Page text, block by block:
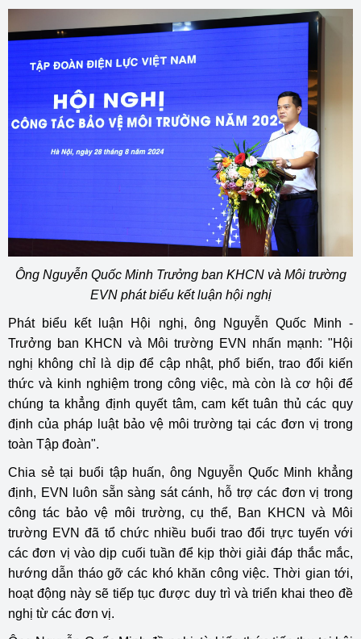
Ông Nguyễn Quốc Minh Trưởng ban KHCN và Môi trường
EVN phát biểu kết luận hội nghị
Phát biểu kết luận Hội nghị, ông Nguyễn Quốc Minh -
Trưởng ban KHCN và Môi trường EVN nhấn mạnh: "Hội
nghị không chỉ là dịp để cập nhật, phổ biến, trao đổi kiến
thức và kinh nghiệm trong công việc, mà còn là cơ hội để
chúng ta khẳng định quyết tâm, cam kết tuân thủ các quy
định của pháp luật bảo vệ môi trường tại các đơn vị trong
toàn Tập đoàn".
Chia sẻ tại buổi tập huấn, ông Nguyễn Quốc Minh khẳng
định, EVN luôn sẵn sàng sát cánh, hỗ trợ các đơn vị trong
công tác bảo vệ môi trường, cụ thể, Ban KHCN và Môi
trường EVN đã tổ chức nhiều buổi trao đổi trực tuyến với
các đơn vị vào dịp cuối tuần để kịp thời giải đáp thắc mắc,
hướng dẫn tháo gỡ các khó khăn công việc. Thời gian tới,
hoạt động này sẽ tiếp tục được duy trì và triển khai theo đề
nghị từ các đơn vị.